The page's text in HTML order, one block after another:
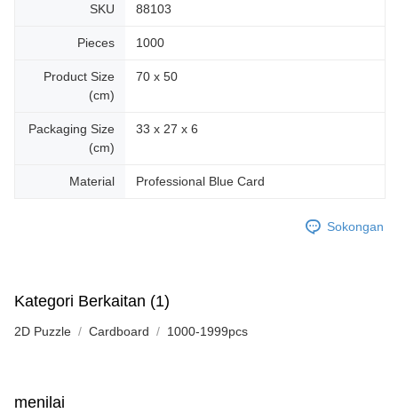
SKU 88103
Pieces 1000
Product Size
(cm)
70 x 50
Packaging Size
(cm)
33 x 27 x 6
Material Professional Blue Card
Sokongan
Kategori Berkaitan (1)
2D Puzzle Cardboard 1000-1999pcs
menilai